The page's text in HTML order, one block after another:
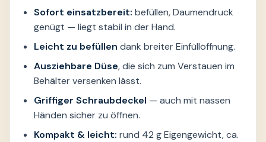
Sofort einsatzbereit: befüllen, Daumendruck
genügt — liegt stabil in der Hand.
Leicht zu befüllen dank breiter Einfüllöffnung.
Ausziehbare Düse, die sich zum Verstauen im
Behälter versenken lässt.
Griffiger Schraubdeckel — auch mit nassen
Händen sicher zu öffnen.
Kompakt & leicht: rund 42 g Eigengewicht, ca.